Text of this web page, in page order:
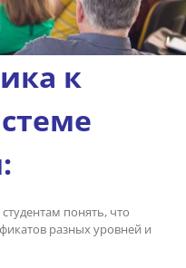
к
понять, что
разных уровней и